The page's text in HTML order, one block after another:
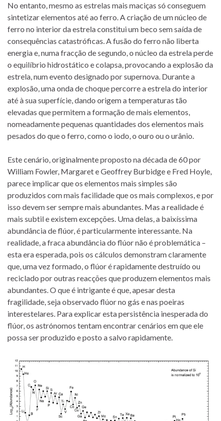
No entanto, mesmo as estrelas mais maciças só conseguem
sintetizar elementos até ao ferro. A criação de um núcleo de
ferro no interior da estrela constitui um beco sem saída de
consequências catastróficas. A fusão do ferro não liberta
energia e, numa fracção de segundo, o núcleo da estrela perde
o equilíbrio hidrostático e colapsa, provocando a explosão da
estrela, num evento designado por supernova. Durante a
explosão, uma onda de choque percorre a estrela do interior
até à sua superfície, dando origem a temperaturas tão
elevadas que permitem a formação de mais elementos,
nomeadamente pequenas quantidades dos elementos mais
pesados do que o ferro, como o iodo, o ouro ou o urânio.
Este cenário, originalmente proposto na década de 60 por
William Fowler, Margaret e Geoffrey Burbidge e Fred Hoyle,
parece implicar que os elementos mais simples são
produzidos com mais facilidade que os mais complexos, e por
isso devem ser sempre mais abundantes. Mas a realidade é
mais subtil e existem excepções. Uma delas, a baixíssima
abundância de flúor, é particularmente interessante. Na
realidade, a fraca abundância do flúor não é problemática –
esta era esperada, pois os cálculos demonstram claramente
que, uma vez formado, o flúor é rapidamente destruído ou
reciclado por outras reacções que produzem elementos mais
abundantes. O que é intrigante é que, apesar desta
fragilidade, seja observado flúor no gás e nas poeiras
interestelares. Para explicar esta persistência inesperada do
flúor, os astrónomos tentam encontrar cenários em que ele
possa ser produzido e posto a salvo rapidamente.